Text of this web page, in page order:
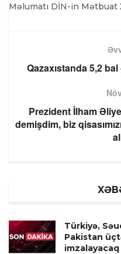
Məlumatı DİN-in
Qazaxıstanda 5,2
Prezident İlham
demişdim, biz
Türkiyə,
Pakistan
imzalayacaq